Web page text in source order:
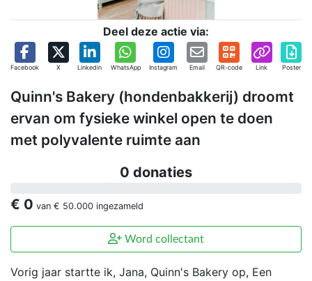
Deel deze actie via:
Facebook X Linkedin WhatsApp Instagram Email QR-code Link Poster
Quinn's Bakery (hondenbakkerij) droomt
ervan om fysieke winkel open te doen
met polyvalente ruimte aan
0 donaties
€ 0 van € 50.000 ingezameld
Word collectant
Vorig jaar startte ik, Jana, Quinn's Bakery op, Een